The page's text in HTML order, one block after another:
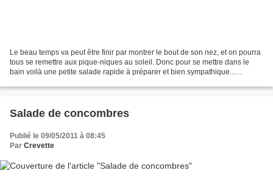
Le beau temps va peut être finir par montrer le bout de son nez, et on pourra
tous se remettre aux pique-niques au soleil. Donc pour se mettre dans le
bain voilà une petite salade rapide à préparer et bien sympathique...
Salade de concombres
Publié le 09/05/2011 à 08:45
Par Crevette